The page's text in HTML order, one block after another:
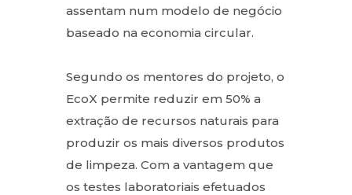
assentam num modelo de negócio
baseado na economia circular.
Segundo os mentores do projeto, o
EcoX permite reduzir em 50% a
extração de recursos naturais para
produzir os mais diversos produtos
de limpeza. Com a vantagem que
os testes laboratoriais efetuados